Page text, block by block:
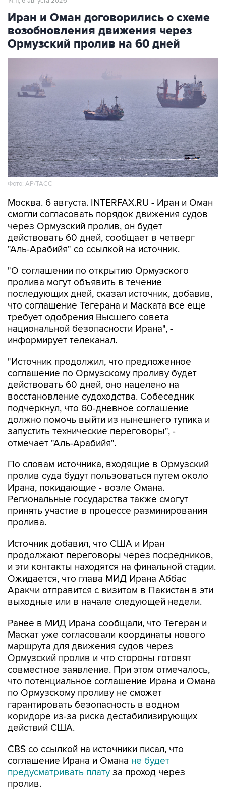
Иран и Оман договорились о схеме
возобновления движения через
Ормузский пролив на 60 дней
Фото: AP/ТАСС
Москва. 6 августа. INTERFAX.RU - Иран и Оман
смогли согласовать порядок движения судов
через Ормузский пролив, он будет
действовать 60 дней, сообщает в четверг
"Аль-Арабийя" со ссылкой на источник.
"О соглашении по открытию Ормузского
пролива могут объявить в течение
последующих дней, сказал источник, добавив,
что соглашение Тегерана и Маската все еще
требует одобрения Высшего совета
национальной безопасности Ирана", -
информирует телеканал.
"Источник продолжил, что предложенное
соглашение по Ормузскому проливу будет
действовать 60 дней, оно нацелено на
восстановление судоходства. Собеседник
подчеркнул, что 60-дневное соглашение
должно помочь выйти из нынешнего тупика и
запустить технические переговоры", -
отмечает "Аль-Арабийя".
По словам источника, входящие в Ормузский
пролив суда будут пользоваться путем около
Ирана, покидающие - возле Омана.
Региональные государства также смогут
принять участие в процессе разминирования
пролива.
Источник добавил, что США и Иран
продолжают переговоры через посредников,
и эти контакты находятся на финальной стадии.
Ожидается, что глава МИД Ирана Аббас
Аракчи отправится с визитом в Пакистан в эти
выходные или в начале следующей недели.
Ранее в МИД Ирана сообщали, что Тегеран и
Маскат уже согласовали координаты нового
маршрута для движения судов через
Ормузский пролив и что стороны готовят
совместное заявление. При этом отмечалось,
что потенциальное соглашение Ирана и Омана
по Ормузскому проливу не сможет
гарантировать безопасность в водном
коридоре из-за риска дестабилизирующих
действий США.
CBS со ссылкой на источники писал, что
соглашение Ирана и Омана не будет
предусматривать плату за проход через
пролив.